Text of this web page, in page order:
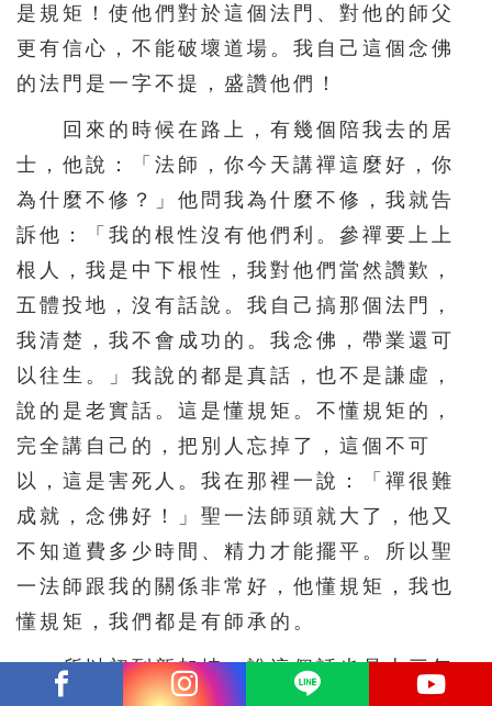
是規矩！使他們對於這個法門、對他的師父
更有信心，不能破壞道場。我自己這個念佛
的法門是一字不提，盛讚他們！
回來的時候在路上，有幾個陪我去的居
士，他說：「法師，你今天講禪這麼好，你
為什麼不修？」他問我為什麼不修，我就告
訴他：「我的根性沒有他們利。參禪要上上
根人，我是中下根性，我對他們當然讚歎，
五體投地，沒有話說。我自己搞那個法門，
我清楚，我不會成功的。我念佛，帶業還可
以往生。」我說的都是真話，也不是謙虛，
說的是老實話。這是懂規矩。不懂規矩的，
完全講自己的，把別人忘掉了，這個不可
以，這是害死人。我在那裡一說：「禪很難
成就，念佛好！」聖一法師頭就大了，他又
不知道費多少時間、精力才能擺平。所以聖
一法師跟我的關係非常好，他懂規矩，我也
懂規矩，我們都是有師承的。
所以初到新加坡，說這個話也是十三年